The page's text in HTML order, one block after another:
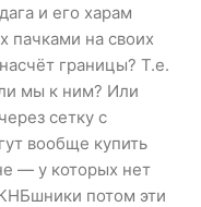
и его харам
пачками на своих
границы? Т.е.
мы к ним? Или
сетку с
вообще купить
— у которых нет
потом эти